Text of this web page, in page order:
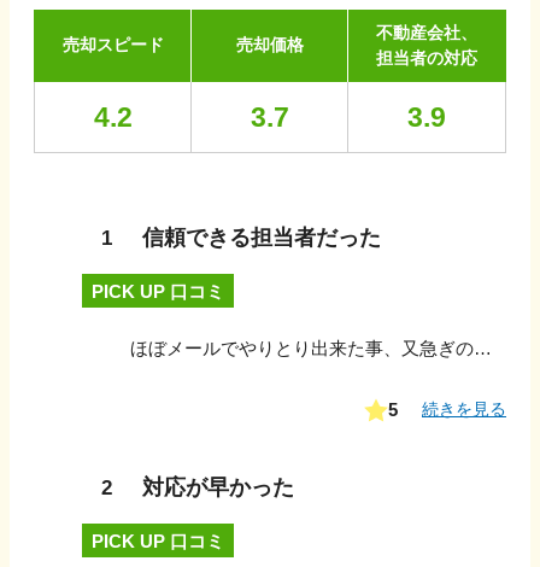
売却スピード 売却価格
不動産会社、
担当者の対応
4.2 3.7 3.9
1 信頼できる担当者だった
PICK UP 口コミ
ほぼメールでやりとり出来た事、又急ぎの内容の時だけ『メール送りましたので確認お願いします』とお電話頂けた事、メールの内容も文章が簡潔で分かりやすかった事が良かったです。
5 続きを見る
2 対応が早かった
PICK UP 口コミ